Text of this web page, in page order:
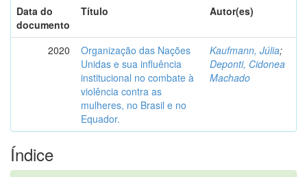
Data do
documento
Título Autor(es)
2020
Organização das Nações
Unidas e sua influência
institucional no combate à
violência contra as
mulheres, no Brasil e no
Equador.
Kaufmann, Júlia;
Deponti, Cidonea
Machado
Índice